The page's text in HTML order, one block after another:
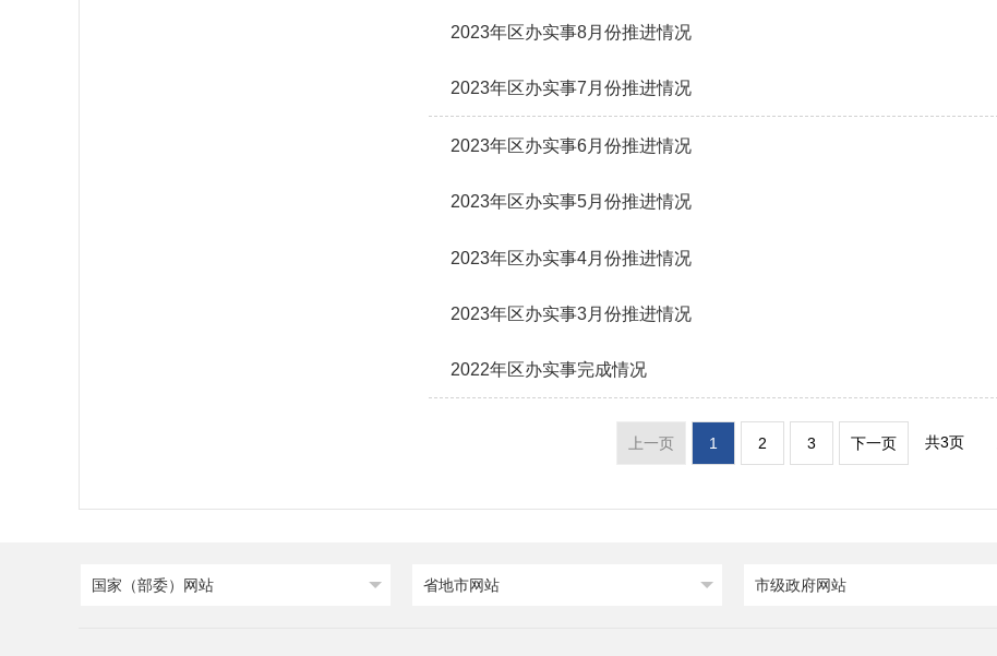
2023年区办实事8月份推进情况
2023年区办实事7月份推进情况
2023年区办实事6月份推进情况
2023年区办实事5月份推进情况
2023年区办实事4月份推进情况
2023年区办实事3月份推进情况
2022年区办实事完成情况
上一页 1 2 3 下一页 共3页
国家（部委）网站 省地市网站 市级政府网站